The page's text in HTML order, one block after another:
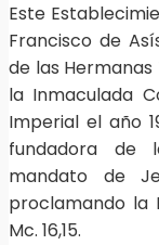
Este
Francisco de
de las
la Inmaculada
Imperial el año
fundadora de
mandato de
proclamando la
Mc. 16,15.